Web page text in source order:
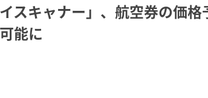
スキャナー」、航空券の価
能に